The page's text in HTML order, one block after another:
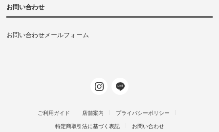
お問い合わせ
お問い合わせメールフォーム
ご利用ガイド 店舗案内 プライバシーポリシー
特定商取引法に基づく表記 お問い合わせ